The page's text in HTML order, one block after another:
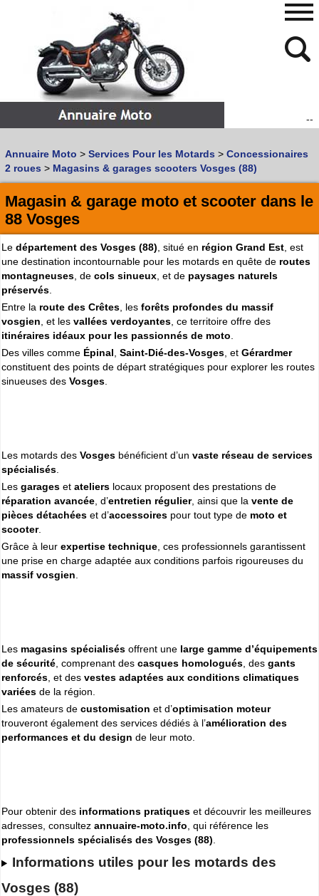
--
Vous recherchez un garage MOTOouSCOOTER?
Quoi :
Où :
Trouver un garage Moto !
Recherche avancée
Retrouvez dans votre VILLE
les bonnes adresses deL'ANNUAIRE MOTO & SCOOTER
Cliquer sur la 1ere lettre du nom de votre ville pour voir notre
SÉLECTION d'adresses :
A(188) B (314) C(380) D(83) E(80) F(94) G(119)
H(52) I (31) J(32)
Espace professionnels
Gestion de votre compte PRO
480
768
Annuaire Moto > Services Pour les Motards > Concessionaires
2 roues > Magasins & garages scooters Vosges (88)
Magasin & garage moto et scooter dans le
88 Vosges
Le département des Vosges (88) , situé en région Grand Est , est
une destination incontournable pour les motards en quête de routes
montagneuses , de cols sinueux , et de paysages naturels
préservés
Entre la route des Crêtes , les forêts profondes du massif
vosgien , et les vallées verdoyantes , ce territoire offre des
itinéraires idéaux pour les passionnés de moto
Des villes comme Épinal Saint-Dié-des-Vosges , et Gérardmer
constituent des points de départ stratégiques pour explorer les routes
sinueuses des Vosges
Les motards des Vosges bénéficient d’un vaste réseau de services
spécialisés
Les garages et ateliers locaux proposent des prestations de
réparation avancée , d’entretien régulier, ainsi que la vente de
pièces détachées et d’accessoires pour tout type de moto et
scooter.
Grâce à leur expertise technique , ces professionnels garantissent
une prise en charge adaptée aux conditions parfois rigoureuses du
massif vosgien
Les magasins spécialisés offrent une large gamme d’équipements
de sécurité , comprenant des casques homologués , des gants
renforcés , et des vestes adaptées aux conditions climatiques
variées de la région.
Les amateurs de customisation et d’optimisation moteur
trouveront également des services dédiés à l’amélioration des
performances et du design de leur moto.
Pour obtenir des informations pratiques et découvrir les meilleures
adresses, consultez annuaire-moto.info , qui référence les
professionnels spécialisés des Vosges (88)
Informations utiles pour les motards des
Vosges (88)